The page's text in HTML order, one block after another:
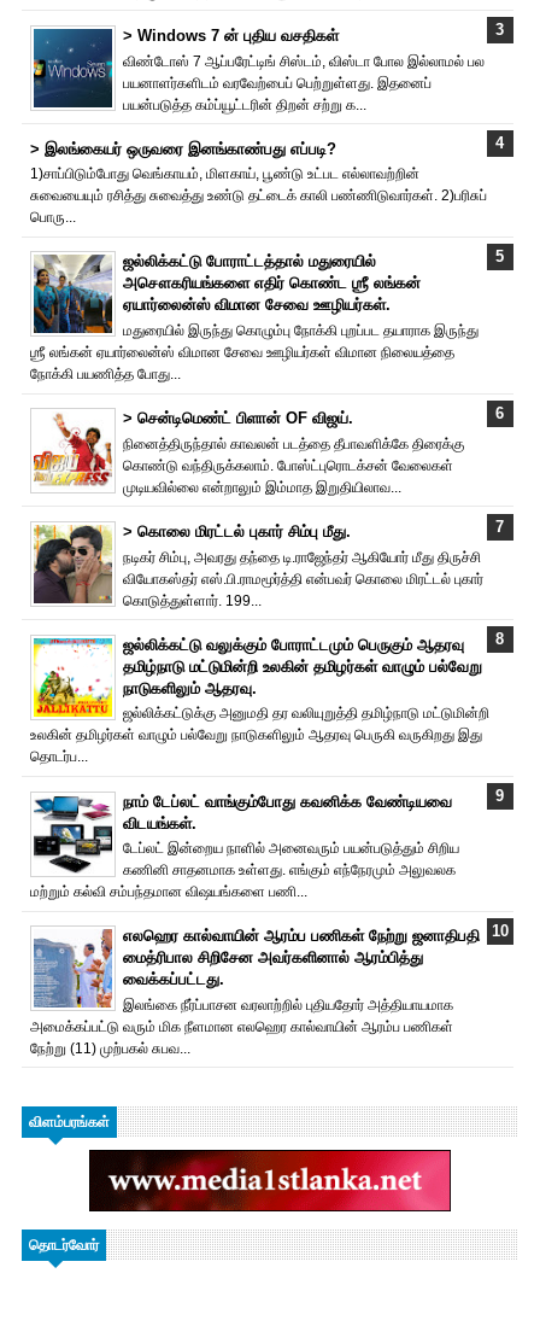
> Windows 7 ன் புதிய வசதிகள்
விண்டோஸ் 7 ஆப்பரேட்டிங் சிஸ்டம், விஸ்டா போல இல்லாமல் பல
பயனாளர்களிடம் வரவேற்பைப் பெற்றுள்ளது. இதனைப்
பயன்படுத்த கம்ப்யூட்டரின் திறன் சற்று க...
> இலங்கையர் ஒருவரை இனங்காண்பது எப்படி?
1)சாப்பிடும்போது வெங்காயம், மிளகாய், பூண்டு உட்பட எல்லாவற்றின்
சுவையையும் ரசித்து சுவைத்து உண்டு தட்டைக் காலி பண்ணிடுவார்கள். 2)பரிசுப்
பொரு...
ஜல்லிக்கட்டு போராட்டத்தால் மதுரையில்
அசௌகரியங்களை எதிர் கொண்ட ஶ்ரீ லங்கன்
ஏயார்லைன்ஸ் விமான சேவை ஊழியர்கள்.
மதுரையில் இருந்து கொழும்பு நோக்கி புறப்பட தயாராக இருந்து
ஶ்ரீ லங்கன் ஏயார்லைன்ஸ் விமான சேவை ஊழியர்கள் விமான நிலையத்தை
நோக்கி பயணித்த போது...
> சென்டிமெண்ட் பிளான் OF விஜய்.
நினைத்திருந்தால் காவலன் படத்தை தீபாவளிக்கே திரைக்கு
கொண்டு வந்திருக்கலாம். போஸ்ட்புரொட‌க்சன் வேலைகள்
முடியவில்லை என்றாலும் இம்மாத இறுதியிலாவ...
> கொலை மிரட்டல் புகார் சிம்பு மீது.
நடிகர் சிம்பு, அவரது தந்தை டி.ராஜேந்தர் ஆகியோர் மீது திருச்சி
வியோகஸ்தர் எஸ்.பி.ராமமூர்த்தி என்பவர் கொலை மிரட்டல் புகார்
கொடுத்துள்ளார். 199...
ஜல்லிக்கட்டு வலுக்கும் போராட்டமும் பெருகும் ஆதரவு
தமிழ்நாடு மட்டுமின்றி உலகின் தமிழர்கள் வாழும் பல்வேறு
நாடுகளிலும் ஆதரவு.
ஜல்லிக்கட்டுக்கு அனுமதி தர வலியுறுத்தி தமிழ்நாடு மட்டுமின்றி
உலகின் தமிழர்கள் வாழும் பல்வேறு நாடுகளிலும் ஆதரவு பெருகி வருகிறது இது
தொடர்ப...
நாம் டேப்லட் வாங்கும்போது கவனிக்க வேண்டியவை
விடயங்கள்.
டேப்லட் இன்றைய நாளில் அனைவரும் பயன்படுத்தும் சிறிய
கணினி சாதனமாக உள்ளது. எங்கும் எந்நேரமும் அலுவலக
மற்றும் கல்வி சம்பந்தமான விஷயங்களை பணி...
எலஹெர கால்வாயின் ஆரம்ப பணிகள் நேற்று ஜனாதிபதி
மைத்ரிபால சிறிசேன அவர்களினால் ஆரம்பித்து
வைக்கப்பட்டது.
இலங்கை நீர்ப்பாசன வரலாற்றில் புதியதோர் அத்தியாயமாக
அமைக்கப்பட்டு வரும் மிக நீளமான எலஹெர கால்வாயின் ஆரம்ப பணிகள்
நேற்று (11) முற்பகல் சுபவ...
விளம்பரங்கள்
தொடர்வோர்